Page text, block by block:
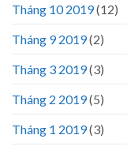
Tháng 10 2019(12)
Tháng 9 2019(2)
Tháng 3 2019(3)
Tháng 2 2019(5)
Tháng 1 2019(3)